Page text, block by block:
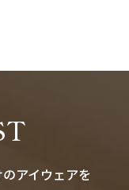
アイウェアを